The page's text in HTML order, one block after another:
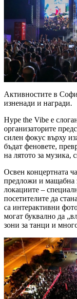
Активностите в
изненади и награди.
Hype the Vibe е
организаторите
силен фокус върху
бъдат феновете,
на лятото за
Освен концертната
предложи и мащабна
локациите –
посетителите да
са интерактивни
могат буквално да
зони за танци и